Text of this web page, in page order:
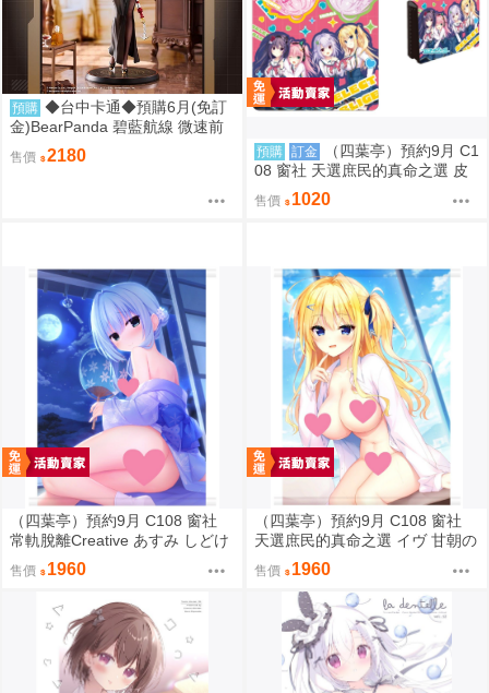
預購 ◆台中卡通◆預購6月(免訂
金)BearPanda 碧藍航線 微速前
行 奧德莉亞 俾斯麥 1/6 附特典 1
107
售價 2180 預購 訂金
（四葉亭）預約9月 C1
08 窗社 天選庶民的真命之選 皮
革製名片夾 0814
售價 1020
（四葉亭）預約9月 C108 窗社
常軌脫離Creative あすみ しどけ
ない浴衣ver B1&B2掛軸 0814
售價 1960
（四葉亭）預約9月 C108 窗社
天選庶民的真命之選 イヴ 甘朝の
彼シャツver B1&B2掛軸 0814
售價 1960